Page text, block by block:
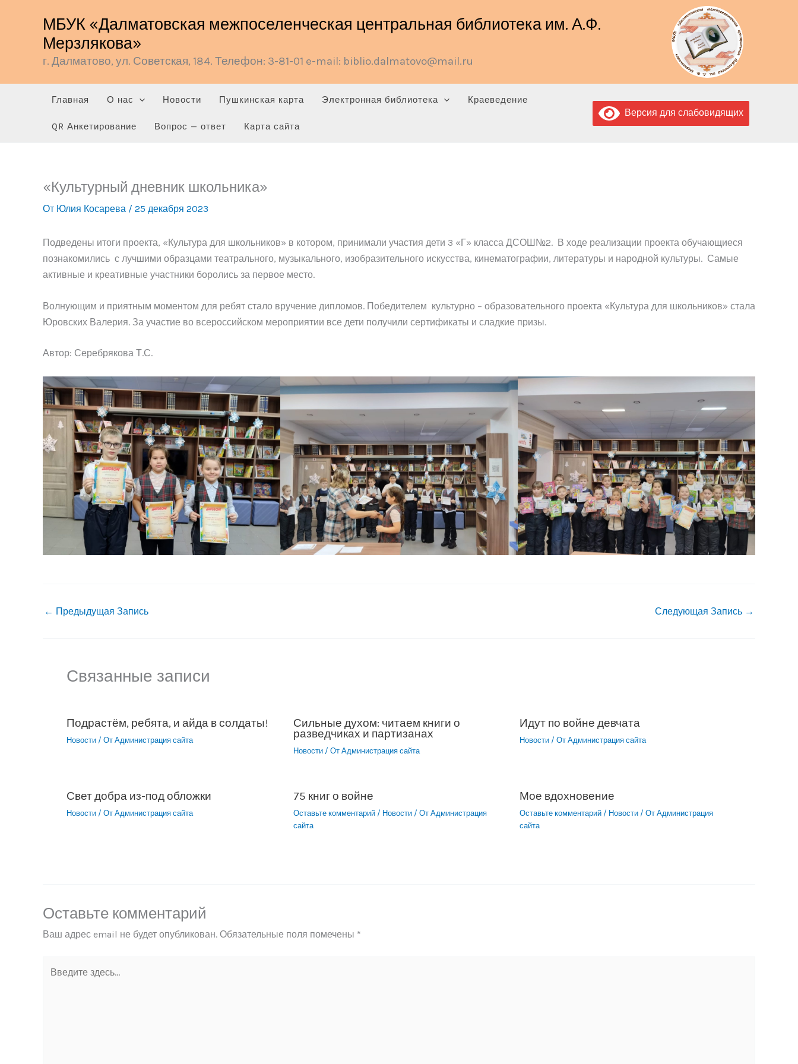
содержимому
МБУК «Далматовская межпоселенческая центральная библиотека им. А.Ф.
Мерзлякова»
г. Далматово, ул. Советская, 184. Телефон: 3-81-01 e-mail: biblio.dalmatovo@mail.ru
Главная О нас Новости Пушкинская карта Электронная библиотека Краеведение
QR Анкетирование Вопрос — ответ Карта сайта
Версия для слабовидящих
«Культурный дневник школьника»
От Юлия Косарева / 25 декабря 2023
Подведены итоги проекта, «Культура для школьников» в котором, принимали участия дети 3 «Г» класса ДСОШ№2. В ходе реализации проекта обучающиеся
познакомились с лучшими образцами театрального, музыкального, изобразительного искусства, кинематографии, литературы и народной культуры. Самые
активные и креативные участники боролись за первое место.
Волнующим и приятным моментом для ребят стало вручение дипломов. Победителем культурно – образовательного проекта «Культура для школьников» стала
Юровских Валерия. За участие во всероссийском мероприятии все дети получили сертификаты и сладкие призы.
Автор: Серебрякова Т.С.
← Предыдущая Запись Следующая Запись →
Связанные записи
Подрастём, ребята, и айда в солдаты!
Новости / От Администрация сайта
Сильные духом: читаем книги о
разведчиках и партизанах
Новости/ От Администрация сайта
Идут по войне девчата
Новости / ОтАдминистрация сайта
Свет добра из-под обложки
Новости / От Администрация сайта
75 книг о войне
Оставьте комментарий / Новости/ От Администрация
сайта
Мое вдохновение
Оставьте комментарий / Новости / ОтАдминистрация
сайта
Оставьте комментарий
Ваш адрес email не будет опубликован. Обязательные поля помечены *
здесь...